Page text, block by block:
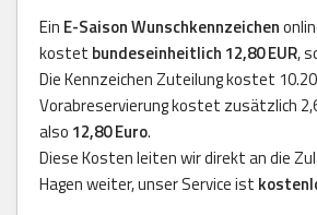
Ein E-Saison Wunschkennzeichen
kostet bundeseinheitlich 12,80 EUR,
Die Kennzeichen Zuteilung kostet
Vorabreservierung kostet zusätzlich
also 12,80 Euro.
Diese Kosten leiten wir direkt an die
Hagen weiter, unser Service ist